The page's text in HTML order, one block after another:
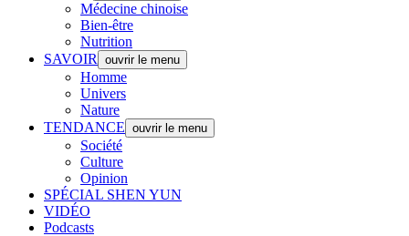
Médecine chinoise
Bien-être
Nutrition
SAVOIR
ouvrir le menu
Homme
Univers
Nature
TENDANCE ouvrir le menu
Société
Culture
Opinion
SPÉCIAL SHEN YUN
VIDÉO
Podcasts